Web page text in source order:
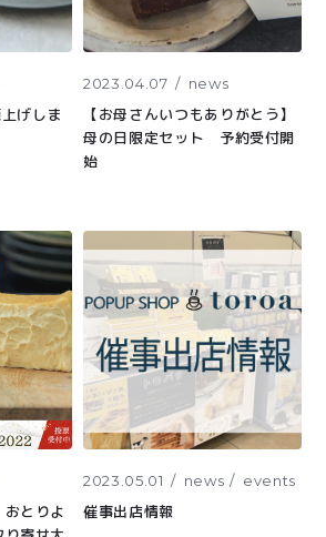
げしま
2023.04.07 news
【お母さんいつもありがとう】
母の日限定セット 予約受付開
始
おとりよ
2023.05.01 news events
催事出店情報